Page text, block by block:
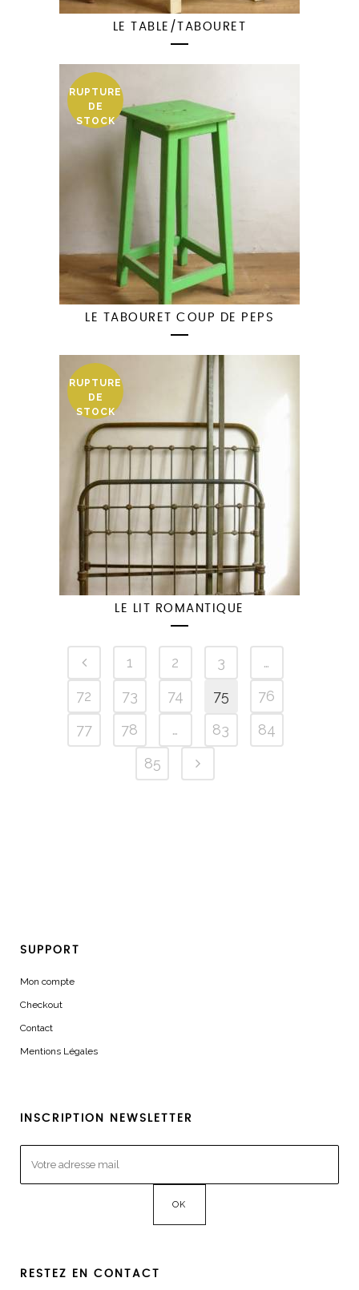
LE TABLE/TABOURET
RUPTURE
DE
STOCK
LE TABOURET COUP DE PEPS
RUPTURE
DE
STOCK
LE LIT ROMANTIQUE
1 2 3
…
72
73 74 75
76
77
78 … 83
84
85
SUPPORT
Mon compte
Checkout
Contact
Mentions Légales
INSCRIPTION NEWSLETTER
RESTEZ EN CONTACT